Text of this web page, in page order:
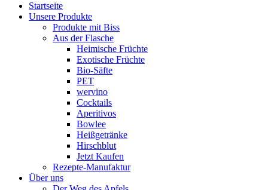
Startseite
Unsere Produkte
Produkte mit Biss
Aus der Flasche
Heimische Früchte
Exotische Früchte
Bio-Säfte
PET
wervino
Cocktails
Aperitivos
Bowlee
Heißgetränke
Hirschblut
Jetzt Kaufen
Rezepte-Manufaktur
Über uns